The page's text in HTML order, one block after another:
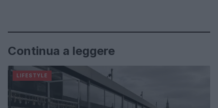
Continua a leggere
LIFESTYLE